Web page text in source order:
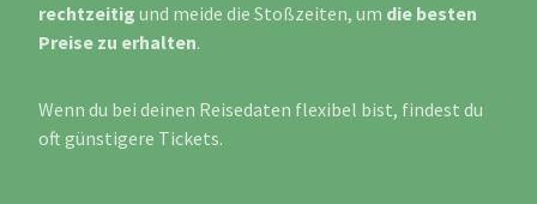
rechtzeitig und meide die Stoßzeiten, um die besten
Preise zu erhalten.
Wenn du bei deinen Reisedaten flexibel bist, findest du
oft günstigere Tickets.